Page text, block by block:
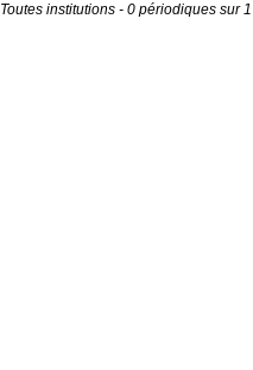
Toutes institutions - 0 périodiques sur